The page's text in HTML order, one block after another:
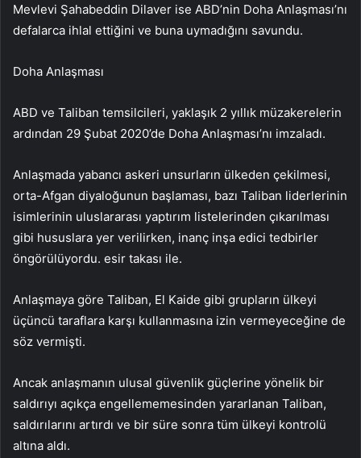
Mevlevi Şahabeddin Dilaver ise ABD’nin Doha Anlaşması’nı
defalarca ihlal ettiğini ve buna uymadığını savundu.
Doha Anlaşması
ABD ve Taliban temsilcileri, yaklaşık 2 yıllık müzakerelerin
ardından 29 Şubat 2020’de Doha Anlaşması’nı imzaladı.
Anlaşmada yabancı askeri unsurların ülkeden çekilmesi,
orta-Afgan diyaloğunun başlaması, bazı Taliban liderlerinin
isimlerinin uluslararası yaptırım listelerinden çıkarılması
gibi hususlara yer verilirken, inanç inşa edici tedbirler
öngörülüyordu. esir takası ile.
Anlaşmaya göre Taliban, El Kaide gibi grupların ülkeyi
üçüncü taraflara karşı kullanmasına izin vermeyeceğine de
söz vermişti.
Ancak anlaşmanın ulusal güvenlik güçlerine yönelik bir
saldırıyı açıkça engellememesinden yararlanan Taliban,
saldırılarını artırdı ve bir süre sonra tüm ülkeyi kontrolü
altına aldı.